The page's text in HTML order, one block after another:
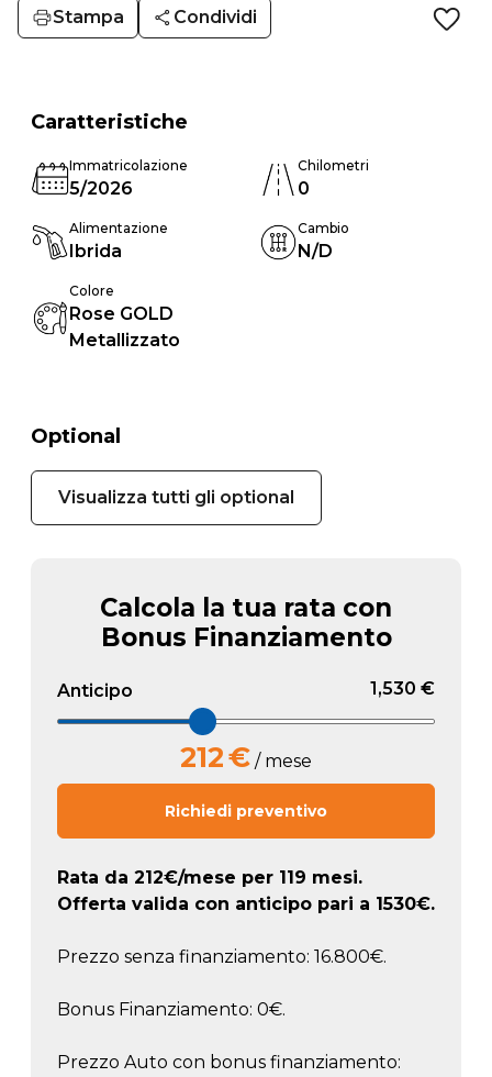
Stampa Condividi
Caratteristiche
Immatricolazione
5/2026
Chilometri
0
Alimentazione
Ibrida
Cambio
N/D
Colore
Rose GOLD
Metallizzato
Optional
Visualizza tutti gli optional
Calcola la tua rata con
Bonus Finanziamento
Anticipo 1,530 €
212€ / mese
Richiedi preventivo
Rata da 212€/mese per 119 mesi.
Offerta valida con anticipo pari a 1530€.
Prezzo senza finanziamento: 16.800€.
Bonus Finanziamento: 0€.
Prezzo Auto con bonus finanziamento: